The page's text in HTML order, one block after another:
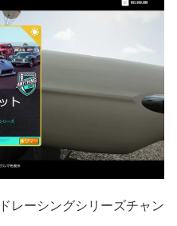
レーシングシリーズチャン